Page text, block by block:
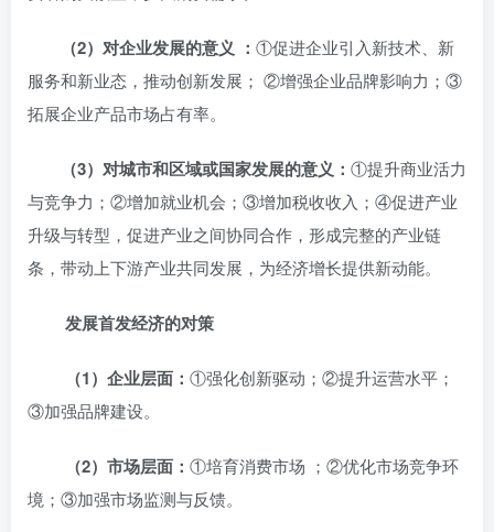
（2）对企业发展的意义 ： ①促进企业引入新技术、新
服务和新业态，推动创新发展； ②增强企业品牌影响力；③
拓展企业产品市场占有率。
（3）对城市和区域或国家发展的意义： ①提升商业活力
与竞争力；②增加就业机会；③增加税收收入；④促进产业
升级与转型，促进产业之间协同合作，形成完整的产业链
条，带动上下游产业共同发展，为经济增长提供新动能。
发展首发经济的对策
（1）企业层面： ①强化创新驱动；②提升运营水平；
③加强品牌建设。
（2）市场层面： ①培育消费市场 ；②优化市场竞争环
境；③加强市场监测与反馈。